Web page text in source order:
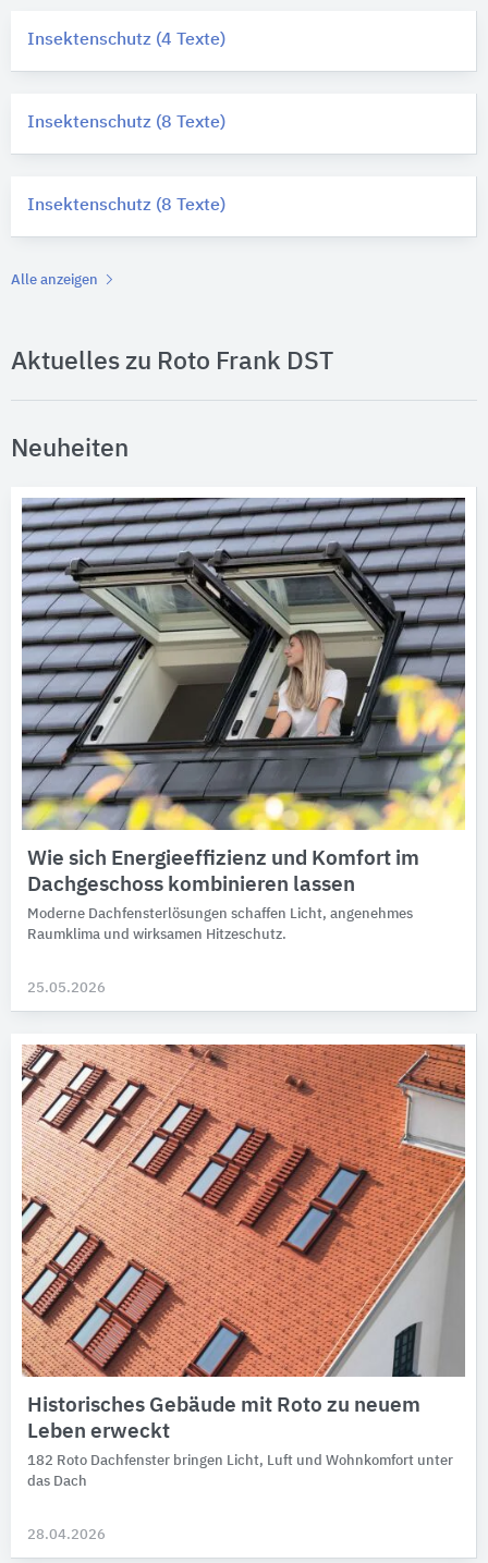
Insektenschutz (4 Texte)
Insektenschutz (8 Texte)
Insektenschutz (8 Texte)
Alle anzeigen
Aktuelles zu Roto Frank DST
Neuheiten
Wie sich Energieeffizienz und Komfort im
Dachgeschoss kombinieren lassen
Moderne Dachfensterlösungen schaffen Licht, angenehmes
Raumklima und wirksamen Hitzeschutz.
25.05.2026
Historisches Gebäude mit Roto zu neuem
Leben erweckt
182 Roto Dachfenster bringen Licht, Luft und Wohnkomfort unter
das Dach
28.04.2026